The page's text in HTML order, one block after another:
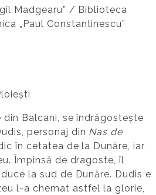
Madgearu” / Biblioteca
„Paul Constantinescu”
din Balcani, se îndrăgostește
personaj din Nas de
în cetatea de la Dunăre, iar
Împinsă de dragoste, îl
la sud de Dunăre. Dudis e
l-a chemat astfel la glorie,